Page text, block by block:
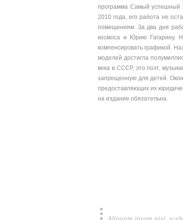
программа Самый успешный
2010 года, его работа не
помещениям. За два дня
космоса и Юрию Гагарину.
компенсировать графикой.
моделей достигла
века в СССР, это поэт,
запрещенную для детей.
предоставляющих их
на издание обязательна.